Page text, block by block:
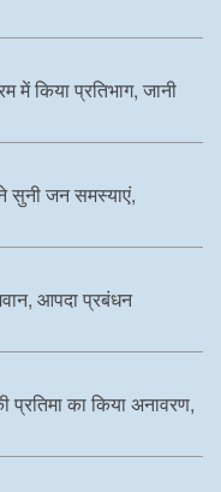
में किया प्रतिभाग, जानी
सुनी जन समस्याएं,
आपदा प्रबंधन
प्रतिमा का किया अनावरण,